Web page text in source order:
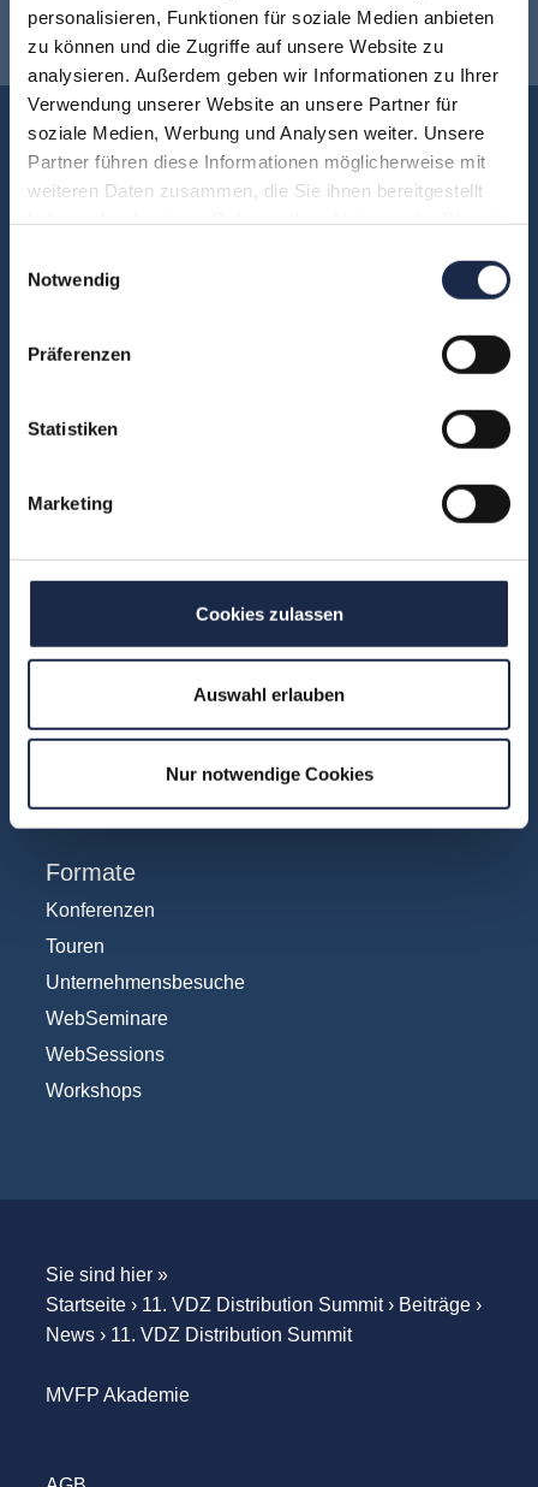
personalisieren, Funktionen für soziale Medien anbieten
zu können und die Zugriffe auf unsere Website zu
analysieren. Außerdem geben wir Informationen zu Ihrer
Verwendung unserer Website an unsere Partner für
soziale Medien, Werbung und Analysen weiter. Unsere
Partner führen diese Informationen möglicherweise mit
weiteren Daten zusammen, die Sie ihnen bereitgestellt
Notwendig
Präferenzen
Statistiken
Marketing
Cookies zulassen
Auswahl erlauben
Nur notwendige Cookies
Newsletter anmelden!
Akademie
Über uns
Teilnehmerstimmen
Internationales
Marketing
Social & Community
Formate
Konferenzen
Touren
Unternehmensbesuche
WebSeminare
WebSessions
Workshops
Sie sind hier »
Startseite› 11. VDZ Distribution Summit› Beiträge›
News› 11. VDZ Distribution Summit
MVFP Akademie